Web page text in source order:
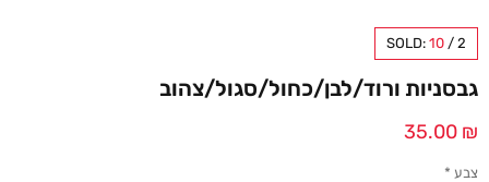
SOLD: 10 / 2
גבסניות ורוד/לבן/כחול/סגול/צהוב
35.00 ₪
צבע *